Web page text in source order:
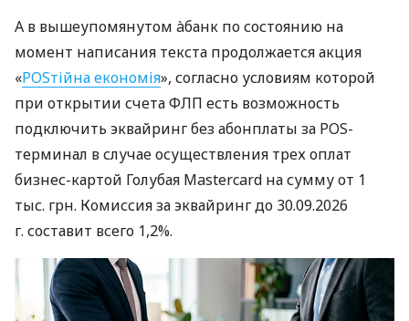
А в вышеупомянутом àбанк по состоянию на
момент написания текста продолжается акция
«POSтійна економія», согласно условиям которой
при открытии счета ФЛП есть возможность
подключить эквайринг без абонплаты за POS-
терминал в случае осуществления трех оплат
бизнес-картой Голубая Mastercard на сумму от 1
тыс. грн. Комиссия за эквайринг до 30.09.2026
г. составит всего 1,2%.